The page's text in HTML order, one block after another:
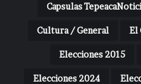
Capsulas
Cultura / General El
Elecciones 2015
Elecciones 2024